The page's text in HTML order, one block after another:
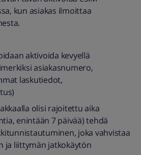
kun asiakas ilmoittaa
aktivoida kevyellä
asiakasnumero,
laskutiedot,
olisi rajoitettu aika
enintään 7 päivää) tehdä
joka vahvistaa
ja liittymän jatkokäytön